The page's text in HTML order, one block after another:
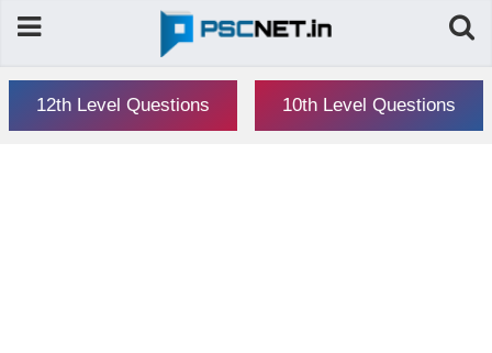
12th Level Questions 10th Level Questions